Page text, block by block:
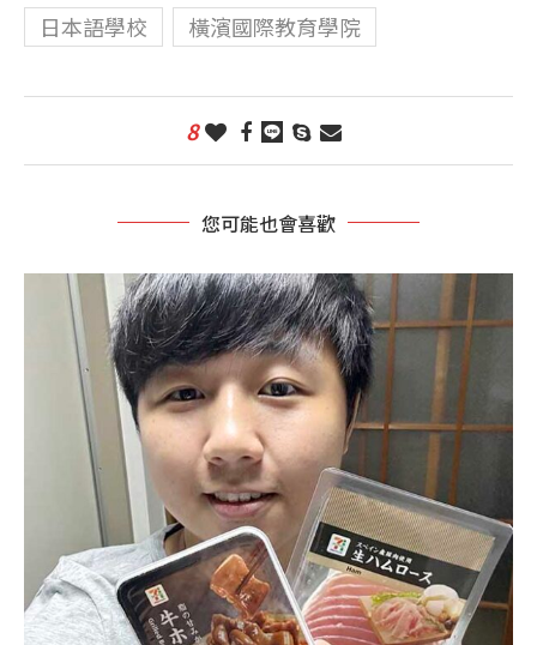
日本語學校 橫濱國際教育學院
8
您可能也會喜歡